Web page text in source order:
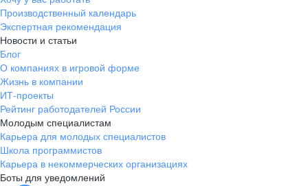
Производственный календарь
Экспертная рекомендация
Новости и статьи
Блог
О компаниях в игровой форме
Жизнь в компании
ИТ-проекты
Рейтинг работодателей России
Молодым специалистам
Карьера для молодых специалистов
Школа программистов
Карьера в некоммерческих организациях
Боты для уведомлений